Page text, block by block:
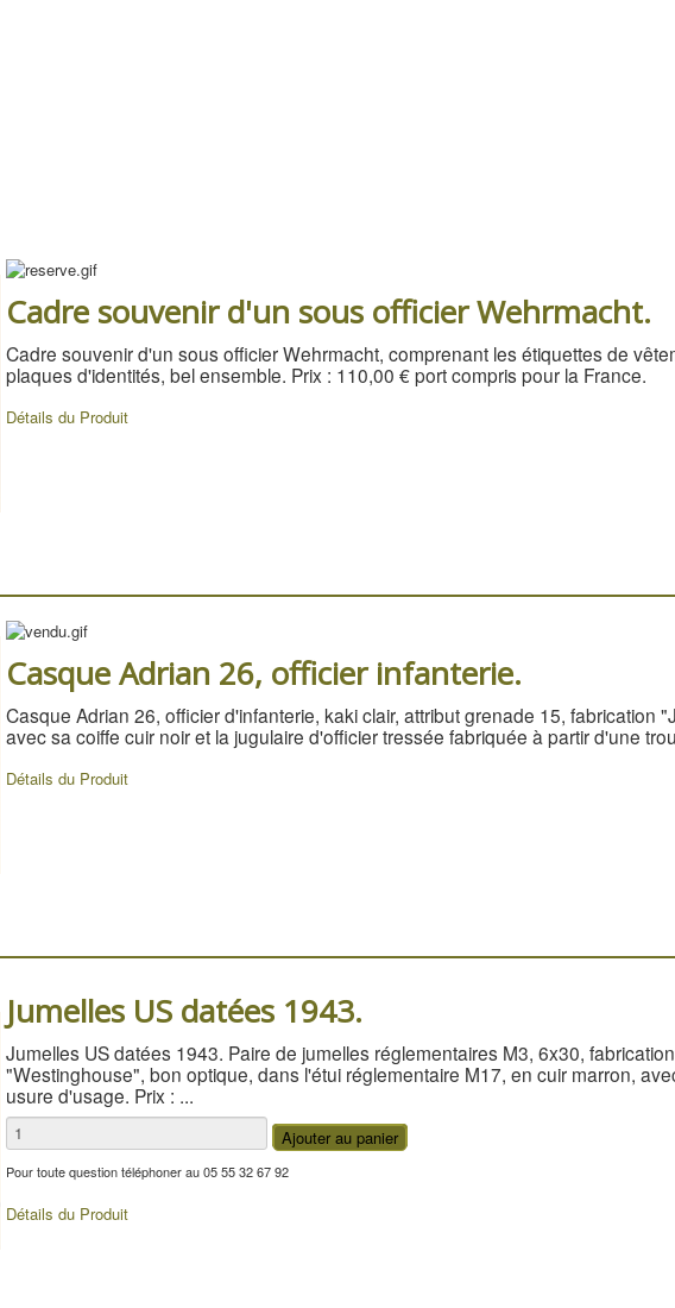
Cadre souvenir d'un sous officier Wehrmacht.
Cadre souvenir d'un sous officier Wehrmacht, comprenant les étiquettes de
plaques d'identités, bel ensemble. Prix : 110,00 € port compris pour la France.
Détails du Produit
Casque Adrian 26, officier infanterie.
Casque Adrian 26, officier d'infanterie, kaki clair, attribut grenade 15, fabrication
avec sa coiffe cuir noir et la jugulaire d'officier tressée fabriquée à partir d'une
Détails du Produit
Jumelles US datées 1943.
Jumelles US datées 1943. Paire de jumelles réglementaires M3, 6x30, fabrication
"Westinghouse", bon optique, dans l'étui réglementaire M17, en cuir marron,
usure d'usage. Prix : ...
Pour toute question téléphoner au 05 55 32 67 92
Détails du Produit